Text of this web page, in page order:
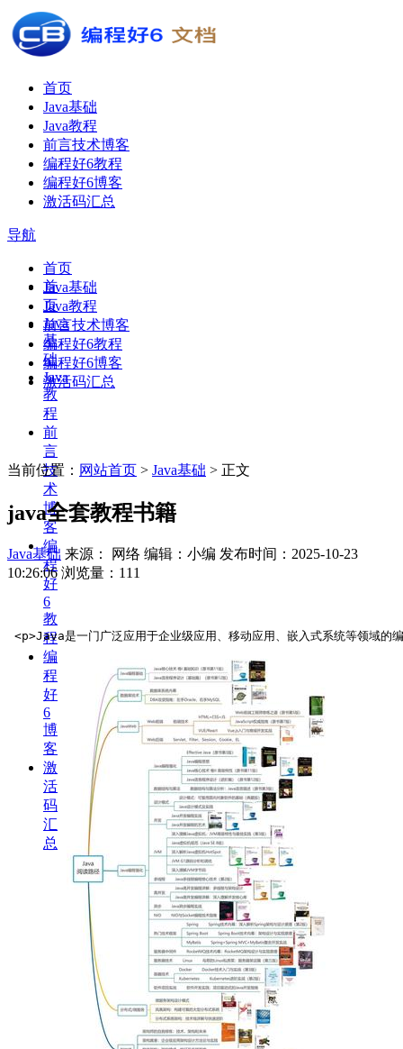
首页
Java基础
Java教程
前言技术博客
编程好6教程
编程好6博客
激活码汇总
导航
首
页
Java
基
础
Java
教
程
前
言
技
术
博
客
编
程
好
6
教
程
编
程
好
6
博
客
激
活
码
汇
总
首页
Java基础
Java教程
前言技术博客
编程好6教程
编程好6博客
激活码汇总
当前位置： 网站首页 > Java基础 > 正文
java全套教程书籍
Java基础 来源： 网络 编辑：小编 发布时间：2025-10-23
10:26:06 浏览量：111
<p>Java是一门广泛应用于企业级应用、移动应用、嵌入式系统等领